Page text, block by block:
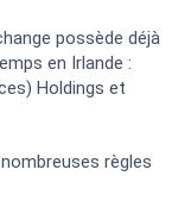
possède déjà
en Irlande :
Holdings et
règles